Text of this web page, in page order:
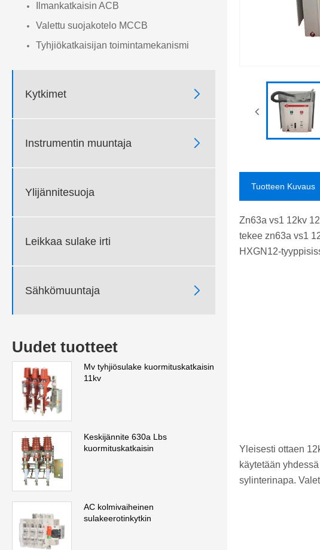
Ilmankatkaisin ACB
Valettu suojakotelo MCCB
Tyhjiökatkaisijan toimintamekanismi
Kytkimet 
Instrumentin muuntaja 
Ylijännitesuoja
Leikkaa sulake irti
Sähkömuuntaja 
Uudet tuotteet
Mv tyhjiösulake kuormituskatkaisin
11kv
Keskijännite 630a Lbs
kuormituskatkaisin
AC kolmivaiheinen
sulakeerotinkytkin
Tuotteen Kuvaus
Zn63a vs1 12kv
tekee zn63a vs1
HXGN12-
Yleisesti ottaen
käytetään
sylinterinapa.